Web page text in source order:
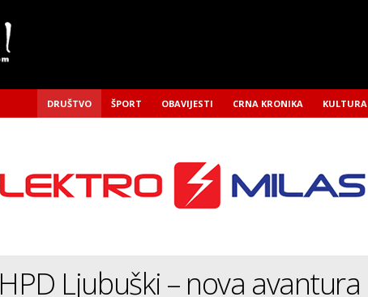
DRUŠTVO ŠPORT OBAVIJESTI CRNA KRONIKA KULTURA
HPD Ljubuški – nova avantura